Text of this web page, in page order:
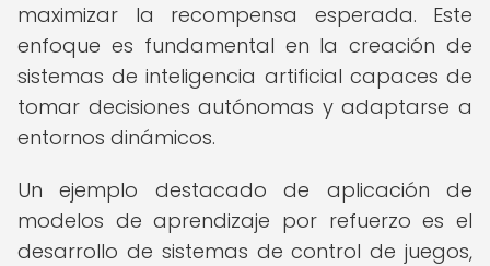
maximizar la recompensa esperada. Este
enfoque es fundamental en la creación de
sistemas de inteligencia artificial capaces de
tomar decisiones autónomas y adaptarse a
entornos dinámicos.
Un ejemplo destacado de aplicación de
modelos de aprendizaje por refuerzo es el
desarrollo de sistemas de control de juegos,